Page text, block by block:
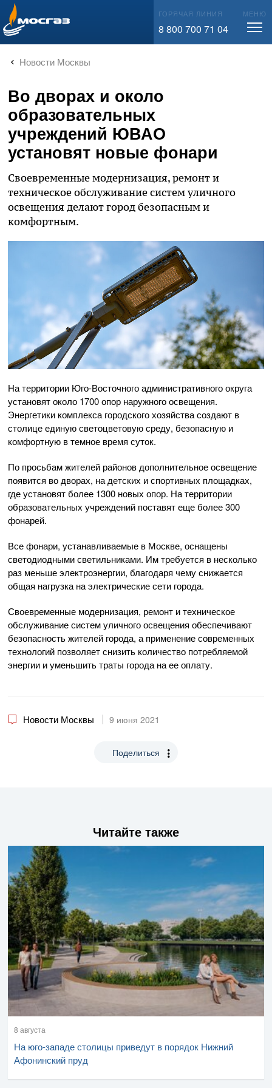
info@mos-gaz.ru ГОРЯЧАЯ ЛИНИЯ
8 800 700 71 04
МЕНЮ
Новости Москвы
Во дворах и около
образовательных
учреждений ЮВАО
установят новые фонари
Своевременные модернизация, ремонт и
техническое обслуживание систем уличного
освещения делают город безопасным и
комфортным.
На территории Юго-Восточного административного округа
установят около 1700 опор наружного освещения.
Энергетики комплекса городского хозяйства создают в
столице единую светоцветовую среду, безопасную и
комфортную в темное время суток.
По просьбам жителей районов дополнительное освещение
появится во дворах, на детских и спортивных площадках,
где установят более 1300 новых опор. На территории
образовательных учреждений поставят еще более 300
фонарей.
Все фонари, устанавливаемые в Москве, оснащены
светодиодными светильниками. Им требуется в несколько
раз меньше электроэнергии, благодаря чему снижается
общая нагрузка на электрические сети города.
Своевременные модернизация, ремонт и техническое
обслуживание систем уличного освещения обеспечивают
безопасность жителей города, а применение современных
технологий позволяет снизить количество потребляемой
энергии и уменьшить траты города на ее оплату.
Новости Москвы 9 июня 2021
Поделиться
Читайте также
8 августа
На юго-западе столицы приведут в порядок Нижний
Афонинский пруд